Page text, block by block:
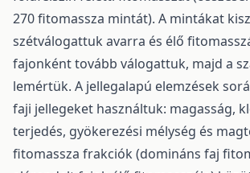
270 fitomassza mintát). A mintákat
szétválogattuk avarra és élő
fajonként tovább válogattuk, majd a
lemértük. A jellegalapú elemzések
faji jellegeket használtuk: magasság,
terjedés, gyökerezési mélység és
fitomassza frakciók (domináns faj